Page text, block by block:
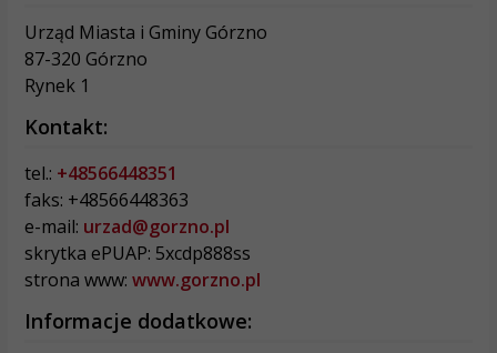
Urząd Miasta i Gminy Górzno
87-320 Górzno
Rynek 1
Kontakt:
tel.: +48566448351
faks: +48566448363
e-mail: urzad@gorzno.pl
skrytka ePUAP: 5xcdp888ss
strona www: www.gorzno.pl
Informacje dodatkowe: